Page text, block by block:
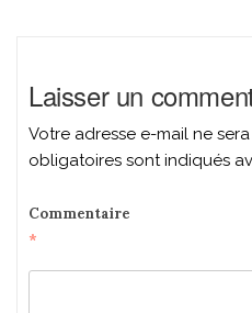
Laisser un
Votre adresse e-mail ne
obligatoires sont indiqués
Commentaire
*